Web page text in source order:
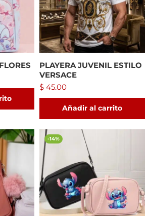
PLAYERA JUVENIL ESTILO
VERSACE
$ 45.00
Añadir al carrito
-14%